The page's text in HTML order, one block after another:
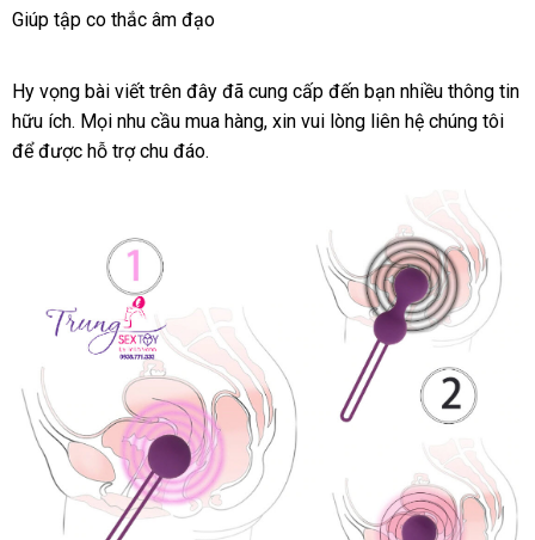
Giúp tập co thắc âm đạo
Hy vọng bài viết trên đây bảng
giá
đã cung cấp đến bạn nhiều thông tin
hữu íchbảng
giá
. Mọi nhu cầu mua hàngsản
, xin giao
vui lòng liên hệ chúng tôi
đểtự
được hỗ trợ chu đáo.